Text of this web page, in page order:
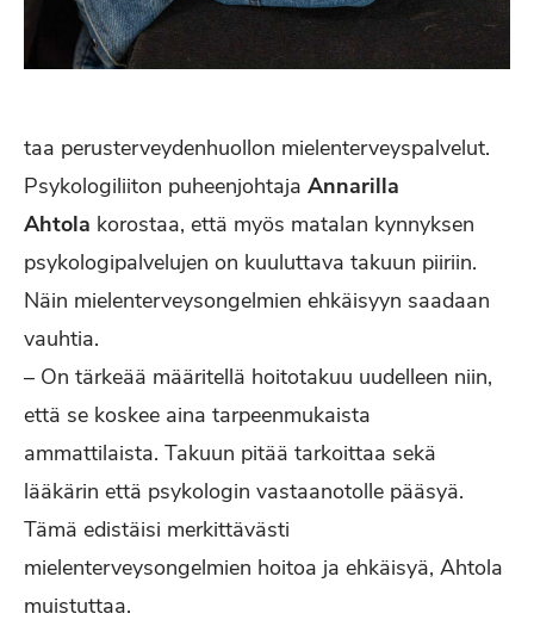
taa perusterveydenhuollon mielenterveyspalvelut.
Psykologiliiton puheenjohtaja Annarilla
Ahtola korostaa, että myös matalan kynnyksen
psykologipalvelujen on kuuluttava takuun piiriin.
Näin mielenterveysongelmien ehkäisyyn saadaan
vauhtia.
– On tärkeää määritellä hoitotakuu uudelleen niin,
että se koskee aina tarpeenmukaista
ammattilaista. Takuun pitää tarkoittaa sekä
lääkärin että psykologin vastaanotolle pääsyä.
Tämä edistäisi merkittävästi
mielenterveysongelmien hoitoa ja ehkäisyä, Ahtola
muistuttaa.